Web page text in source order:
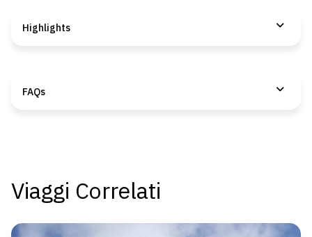
Highlights
FAQs
Viaggi Correlati